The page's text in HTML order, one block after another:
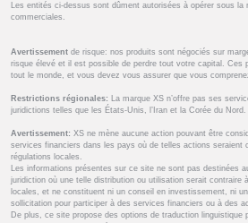
Les entités ci-dessus sont dûment autorisées à opérer sous la
commerciales.
Avertissement de risque: nos produits sont négociés sur
risque élevé et il est possible de perdre tout votre capital. Ces
tout le monde, et vous devez vous assurer que vous
Restrictions régionales: La marque XS n’offre pas ses
juridictions telles que les États-Unis, l’Iran et la Corée du Nord.
Avertissement: XS ne mène aucune action pouvant être
services financiers dans les pays où de telles actions seraient
régulations locales.
Les informations présentes sur ce site ne sont pas destinées
juridiction où une telle distribution ou utilisation serait contraire
locales, et ne constituent ni un conseil en investissement, ni
sollicitation pour participer à des services financiers ou à des
De plus, ce site propose des options de traduction linguistique